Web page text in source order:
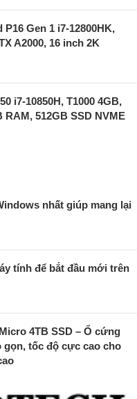
Gen 1 i7-12800HK,
A2000, 16 inch 2K
i7-10850H, T1000 4GB,
RAM, 512GB SSD NVME
nhất giúp mang lại
tính để bắt đầu mới trên
4TB SSD – Ổ cứng
gọn, tốc độ cực cao cho